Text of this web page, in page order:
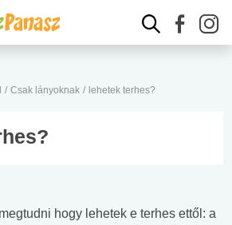
/ Csak lányoknak / lehetek terhes?
hogy lehetek e terhes ettől: a